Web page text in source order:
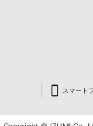
スマート